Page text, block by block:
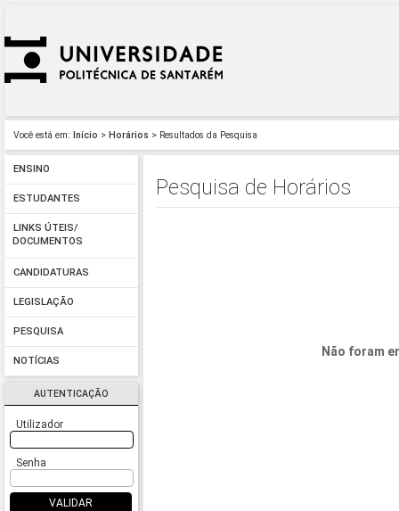
Você está em: Início > Horários > Resultados da Pesquisa
ENSINO
ESTUDANTES
LINKS ÚTEIS/
DOCUMENTOS
CANDIDATURAS
LEGISLAÇÃO
PESQUISA
NOTÍCIAS
AUTENTICAÇÃO
Utilizador
Senha
VALIDAR
Pesquisa de Horários
Não foram